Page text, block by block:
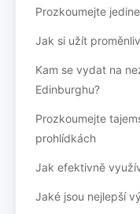
Prozkoumejte
Jak si užít
Kam se vydat na
Edinburghu?
Prozkoumejte
prohlídkách
Jak efektivně
Jaké jsou nejlepší